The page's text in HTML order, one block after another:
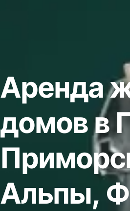
Аренда
домов в
Альпы,